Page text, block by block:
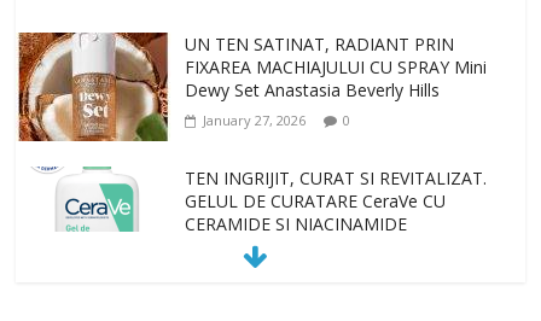
UN TEN SATINAT, RADIANT PRIN
FIXAREA MACHIAJULUI CU SPRAY Mini
Dewy Set Anastasia Beverly Hills
January 27, 2026 0
TEN INGRIJIT, CURAT SI REVITALIZAT.
GELUL DE CURATARE CeraVe CU
CERAMIDE SI NIACINAMIDE
January 23, 2026